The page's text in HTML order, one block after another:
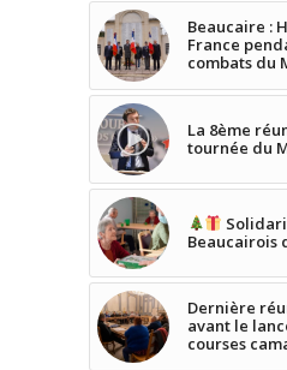
Beaucaire :
France
combats du
La 8ème
tournée du
Beaucairois
Dernière
avant le
courses